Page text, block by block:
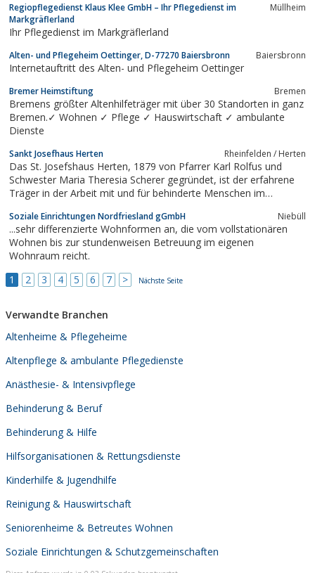
Sie sich jetzt auf der Seite peoplecare24.de!
Regiopflegedienst Klaus Klee GmbH – Ihr Pflegedienst im
Markgräflerland
Müllheim
Ihr Pflegedienst im Markgräflerland
Alten- und Pflegeheim Oettinger, D-77270 Baiersbronn Baiersbronn
Internetauftritt des Alten- und Pflegeheim Oettinger
Bremer Heimstiftung Bremen
Bremens größter Altenhilfeträger mit über 30 Standorten in ganz
Bremen.✓ Wohnen ✓ Pflege ✓ Hauswirtschaft ✓ ambulante
Dienste
Sankt Josefhaus Herten Rheinfelden / Herten
Das St. Josefshaus Herten, 1879 von Pfarrer Karl Rolfus und
Schwester Maria Theresia Scherer gegründet, ist der erfahrene
Träger in der Arbeit mit und für behinderte Menschen im
Soziale Einrichtungen Nordfriesland gGmbH Niebüll
...sehr differenzierte Wohnformen an, die vom vollstationären
Wohnen bis zur stundenweisen Betreuung im eigenen
Wohnraum reicht.
1
2 3 4 5 6 7 > Nächste Seite
Verwandte Branchen
Altenheime & Pflegeheime
Altenpflege & ambulante Pflegedienste
Anästhesie- & Intensivpflege
Behinderung & Beruf
Behinderung & Hilfe
Hilfsorganisationen & Rettungsdienste
Kinderhilfe & Jugendhilfe
Reinigung & Hauswirtschaft
Seniorenheime & Betreutes Wohnen
Soziale Einrichtungen & Schutzgemeinschaften